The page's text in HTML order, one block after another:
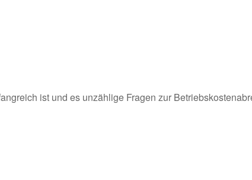
ist und es unzählige Fragen zur